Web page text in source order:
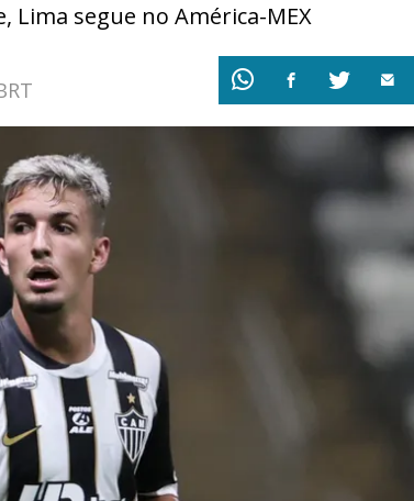
Lima segue no América-MEX